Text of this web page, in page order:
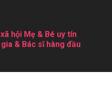
hội Mẹ & Bé uy tín
& Bác sĩ hàng đầu